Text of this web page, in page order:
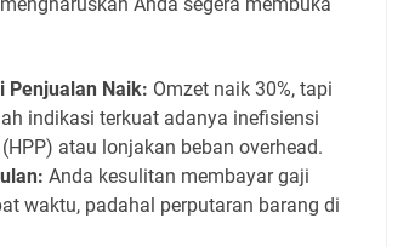
Penjualan Naik: Omzet naik 30%, tapi
indikasi terkuat adanya inefisiensi
atau lonjakan beban overhead.
Anda kesulitan membayar gaji
waktu, padahal perputaran barang di